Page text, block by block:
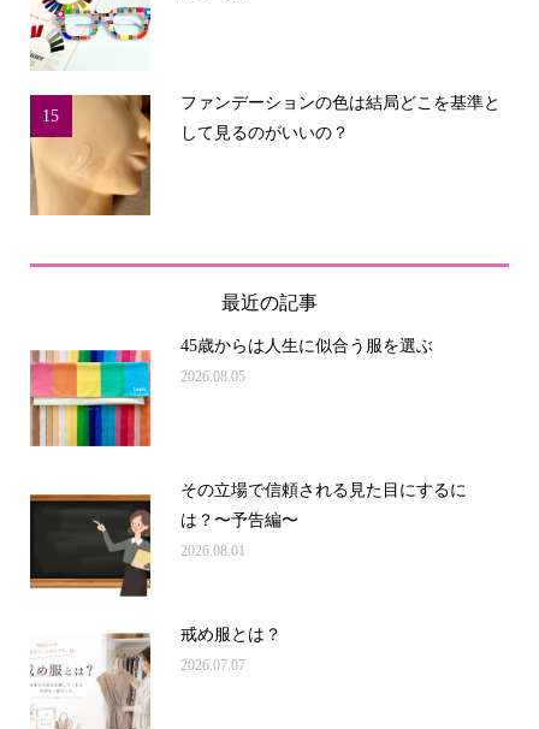
15
ファンデーションの色は結局どこを基準と
して見るのがいいの？
最近の記事
45歳からは人生に似合う服を選ぶ
2026.08.05
その立場で信頼される見た目にするに
は？〜予告編〜
2026.08.01
戒め服とは？
2026.07.07